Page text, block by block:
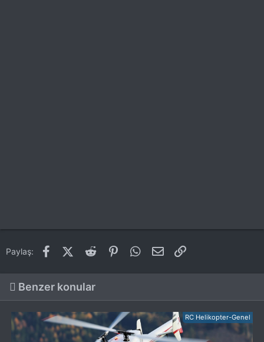
Paylaş: FacebookX (Twitter)
Reddit PinterestWhatsApp
E-posta
Benzer konular
RC Helikopter-Genel